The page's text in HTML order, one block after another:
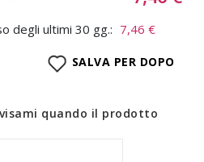
degli ultimi 30 gg.: 7,46 €
SALVA PER DOPO
quando il prodotto